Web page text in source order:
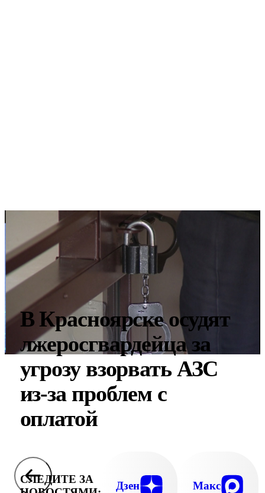
В Красноярске осудят
лжеросгвардейца за
угрозу взорвать АЗС
из-за проблем с
оплатой
СЛЕДИТЕ ЗА
Дзен Макс